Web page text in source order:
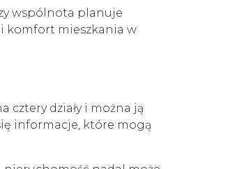
wspólnota planuje
i komfort mieszkania w
działy i można ją
informacje, które mogą